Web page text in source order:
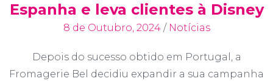
Espanha e leva clientes à Disney
8 de Outubro, 2024 / Notícias
Depois do sucesso obtido em Portugal, a
Fromagerie Bel decidiu expandir a sua campanha